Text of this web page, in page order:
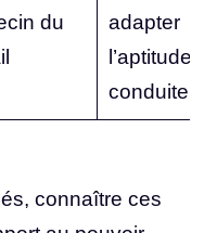
du
adapter
l’aptitude à
conduite
connaître ces